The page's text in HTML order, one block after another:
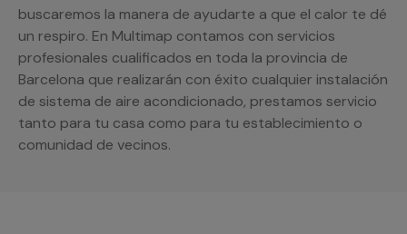
buscaremos la manera de ayudarte a que el calor te dé
un respiro. En Multimap contamos con servicios
profesionales cualificados en toda la provincia de
Barcelona que realizarán con éxito cualquier instalación
de sistema de aire acondicionado, prestamos servicio
tanto para tu casa como para tu establecimiento o
comunidad de vecinos.